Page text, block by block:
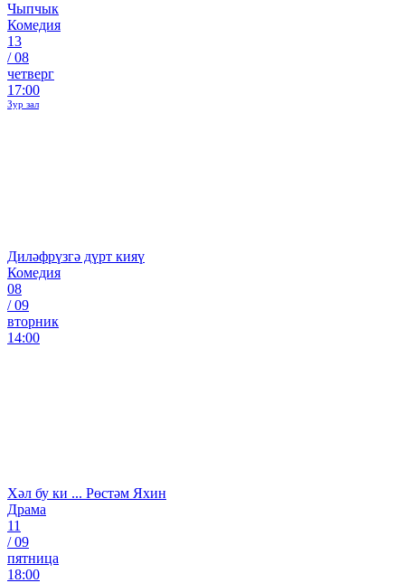
Чыпчык
Комедия
13
/08
четверг
17:00
Зур зал
Диләфрүзгә дүрт кияү
Комедия
08
/09
вторник
14:00
Хәл бу ки ... Рөстәм Яхин
Драма
11
/09
пятница
18:00